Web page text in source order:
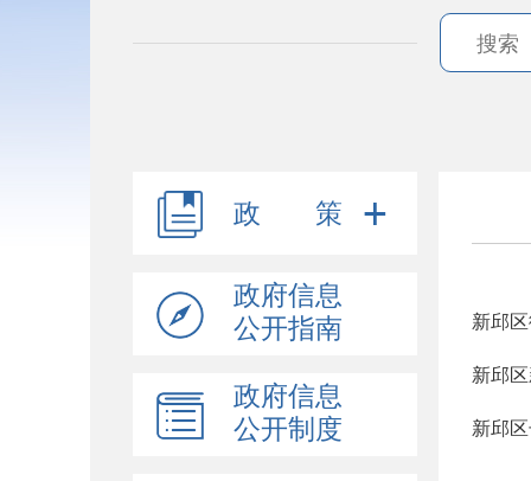
政 策
政府信息
公开指南
政府信息
公开制度
新邱
新邱
新邱